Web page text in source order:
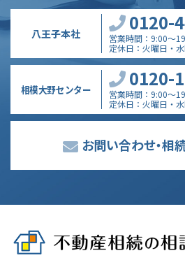
八王子本社 0120-
営業時間
9:00～
定休日
火曜日・
相模大野センター 0120-
営業時間
9:00～
定休日
火曜日・
お問い合わせ・相